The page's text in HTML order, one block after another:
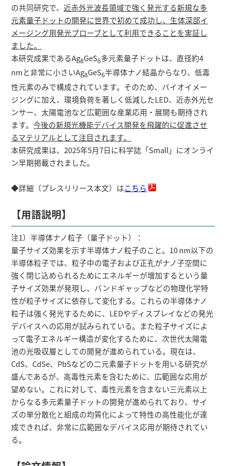
の共同研究で、近赤外光波長領域で強く発光する新規な多
元素量子ドットの開発に世界で初めて成功し、生体深部イ
メージング用発光プローブとして利用できることを実証し
ました。
本研究成果であるAg8GeS6多元素量子ドットは、直径約4
nmと非常に小さいAg8GeS6半導体ナノ結晶からなり、低毒
性元素のみで構成されています。そのため、バイオイメー
ジングに加え、環境負荷を著しく低減したLED、近赤外光セ
ンサー、太陽電池など広範囲な産業応用・展開も期待され
ます。今後の新規光機能デバイス開発を飛躍的に促進させ
るマテリアルとして注目されます。
本研究成果は、2025年5月7日に科学誌「Small」にオンライ
ン早期掲載されました。
◆詳細（プレスリリース本文）はこちら
【用語説明】
注1）半導体ナノ粒子（量子ドット）：
量子サイズ効果を示す半導体ナノ粒子のこと。10 nm以下の
半導体粒子では、粒子中の電子および正孔がナノ子空間に
強く閉じ込められるためにエネルギーが増加するという量
子サイズ効果が発現し、バンドギャップなどの物理化学特
性が粒子サイズに依存して変化する。これらの半導体ナノ
粒子は強く発光するために、LEDやディスプレイなどの発光
デバイスへの応用が試みられている。また粒子サイズによ
って電子エネルギー構造が変化するために、次世代太陽電
池の光吸収層としての開発が進められている。現在は、
CdS、CdSe、PbSなどの二元素量子ドットを用いる研究が
盛んであるが、高毒性元素を含むために、広範囲な応用が
望めない。これに対して、毒性元素を含まない三元素以上
からなる多元素量子ドットの開発が進められており、サイ
ズの単分散化と組成の均質化によって特性の高性能化が達
成できれば、非常に広範囲なデバイス応用が期待されてい
る。